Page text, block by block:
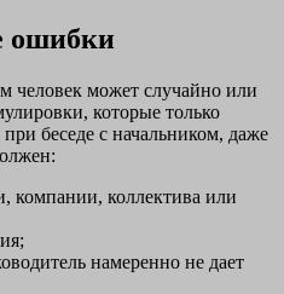
ошибки
человек может случайно или
которые только
беседе с начальником, даже
компании, коллектива или
намеренно не дает